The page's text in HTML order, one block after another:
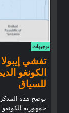
توجيهات
الكونغو
للسياق
توضح هذه
جمهورية الكونغو